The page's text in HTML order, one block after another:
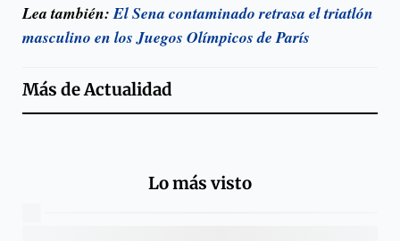
Lea también:El Sena contaminado retrasa el triatlón
masculino en los Juegos Olímpicos de París
Más deActualidad
Lo más visto